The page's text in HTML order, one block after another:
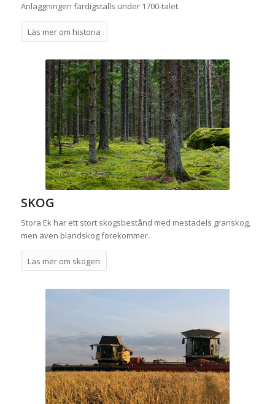
Anläggningen färdigställs under 1700-talet.
Läs mer om historia
SKOG
Stora Ek har ett stort skogsbestånd med mestadels granskog,
men även blandskog förekommer.
Läs mer om skogen